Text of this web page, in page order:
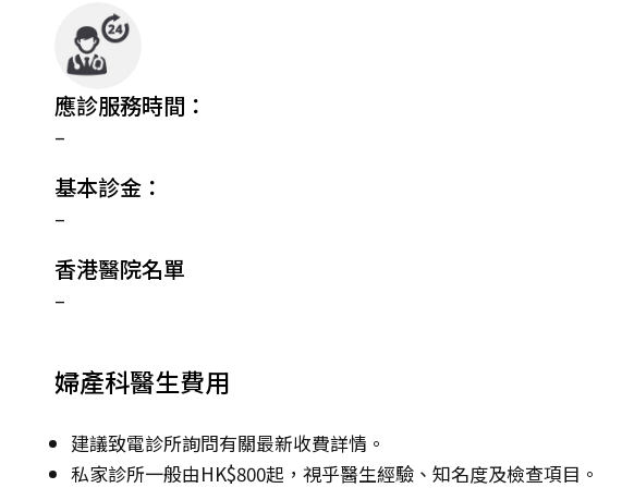
應診服務時間：
–
基本診金：
–
香港醫院名單
–
婦產科醫生費用
建議致電診所詢問有關最新收費詳情。
私家診所一般由HK$800起，視乎醫生經驗、知名度及檢查項目。